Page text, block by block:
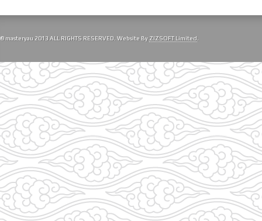
© masteryau 2013 ALL RIGHTS RESERVED. Website By ZIZSOFT Limited